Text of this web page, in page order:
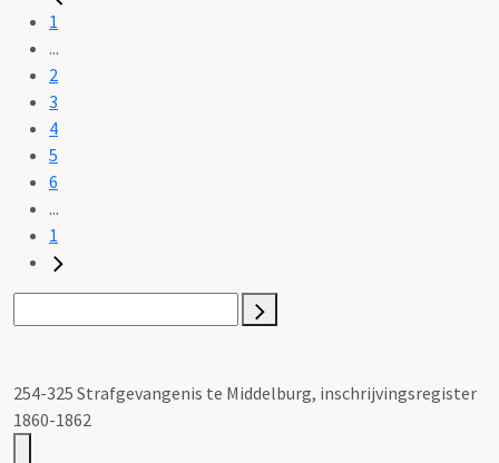
1
...
2
3
4
5
6
...
1
254-325 Strafgevangenis te Middelburg, inschrijvingsregister
1860-1862